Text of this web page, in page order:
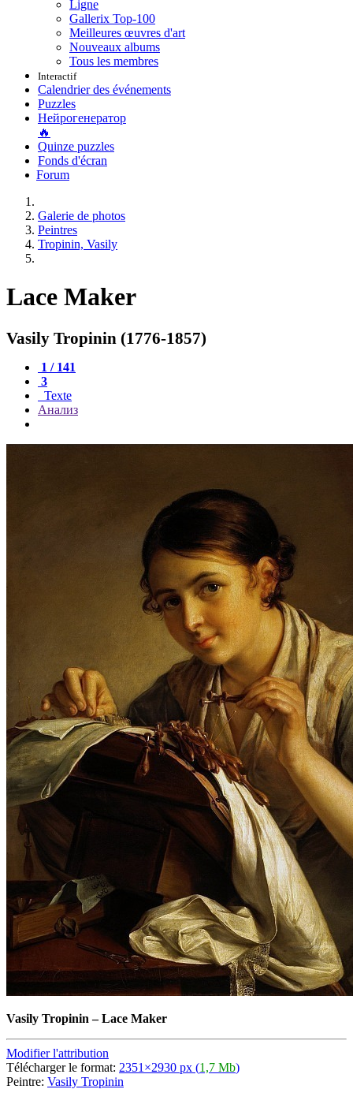
Ligne
Gallerix Top-100
Meilleures œuvres d'art
Nouveaux albums
Tous les membres
Interactif
Calendrier des événements
Puzzles
Нейрогенератор
🔥
Quinze puzzles
Fonds d'écran
Forum
Galerie de photos
Peintres
Tropinin, Vasily
Lace Maker
Vasily Tropinin (1776-1857)
1 / 141
3
Texte
Анализ
Vasily Tropinin –Lace Maker
Modifier l'attribution
Télécharger le format: 2351×2930 px (1,7 Mb)
Peintre: Vasily Tropinin